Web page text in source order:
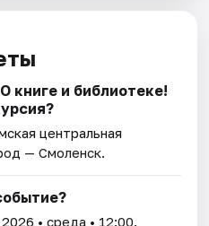
книге и библиотеке!
центральная
— Смоленск.
2026 • среда • 12:00.